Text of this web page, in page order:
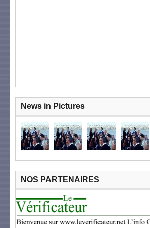
News in Pictures
NOS PARTENAIRES